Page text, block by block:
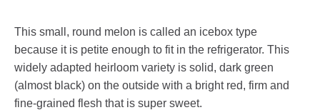
This small, round melon is called an icebox type
because it is petite enough to fit in the refrigerator. This
widely adapted heirloom variety is solid, dark green
(almost black) on the outside with a bright red, firm and
fine-grained flesh that is super sweet.